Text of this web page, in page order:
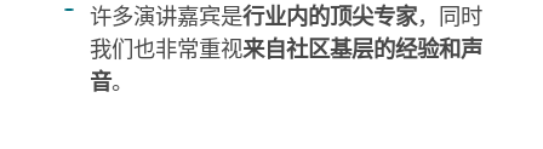
许多演讲嘉宾是行业内的顶尖专家，同时
我们也非常重视来自社区基层的经验和声
音。